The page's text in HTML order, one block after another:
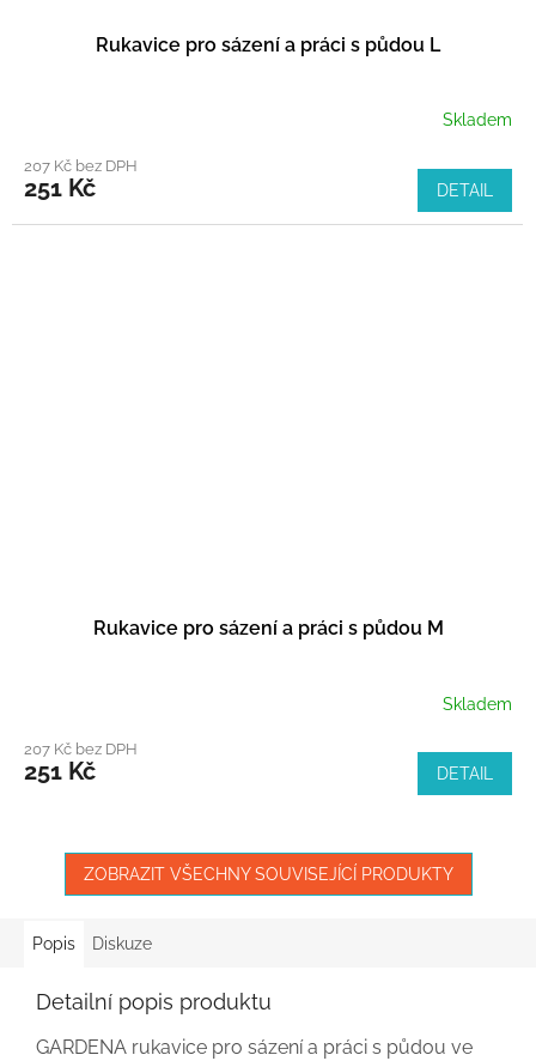
Rukavice pro sázení a práci s půdou L
Skladem
207 Kč bez DPH
251 Kč DETAIL
Rukavice pro sázení a práci s půdou M
Skladem
207 Kč bez DPH
251 Kč DETAIL
ZOBRAZIT VŠECHNY SOUVISEJÍCÍ PRODUKTY
Popis Diskuze
Detailní popis produktu
GARDENA rukavice pro sázení a práci s půdou ve